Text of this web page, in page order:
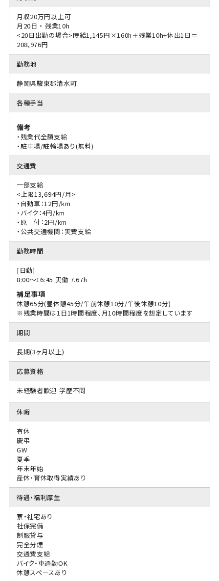
月収20万円以上可
月20日 ・ 残業10h
<20日出勤の場合>時給1,145円×160h＋残業10h+休出1日＝
208,976円
勤務地
静岡県駿東郡清水町
各種手当
備考
・残業代全額支給
・駐車場/駐輪場あり(無料)
交通費
一部支給
<上限13,694円/月>
・自動車：12円/km
・バイク：4円/km
・原 付：2円/km
・公共交通機関：実費支給
勤務時間
[日勤]
8:00〜16:45 実働 7.67h
補足事項
休憩65分(昼休憩45分/午前休憩10分/午後休憩10分)
※残業時間は1日1時間程度、月10時間程度を想定しています
期間
長期(3ヶ月以上)
応募資格
未経験者歓迎 学歴不問
休暇
有休
慶弔
GW
夏季
年末年始
産休・育休取得実績あり
待遇・福利厚生
寮・社宅あり
社保完備
制服貸与
完全分煙
交通費支給
バイク・車通勤OK
休憩スペースあり